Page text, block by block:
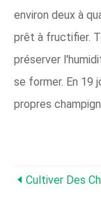
environ deux à
prêt à fructifier.
préserver
se former. En 19
propres